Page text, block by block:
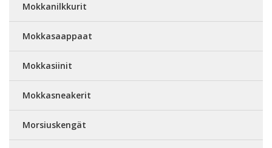
Mokkanilkkurit
Mokkasaappaat
Mokkasiinit
Mokkasneakerit
Morsiuskengät